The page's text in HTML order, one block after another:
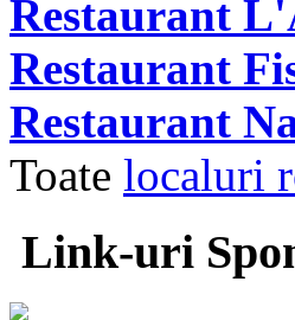
Restaurant
Restaurant
Restaurant
Toate localuri
Link-uri